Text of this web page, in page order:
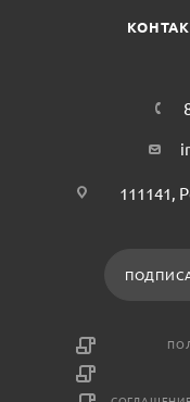
111141,